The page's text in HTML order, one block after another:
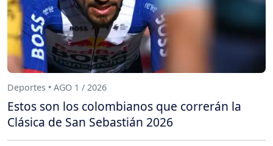
Deportes • AGO 1 / 2026
Estos son los colombianos que correrán la
Clásica de San Sebastián 2026